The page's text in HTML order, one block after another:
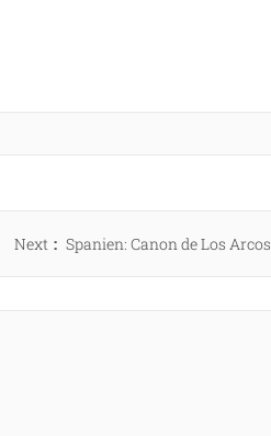
Next
Next
Spanien: Canon de Los Arcos